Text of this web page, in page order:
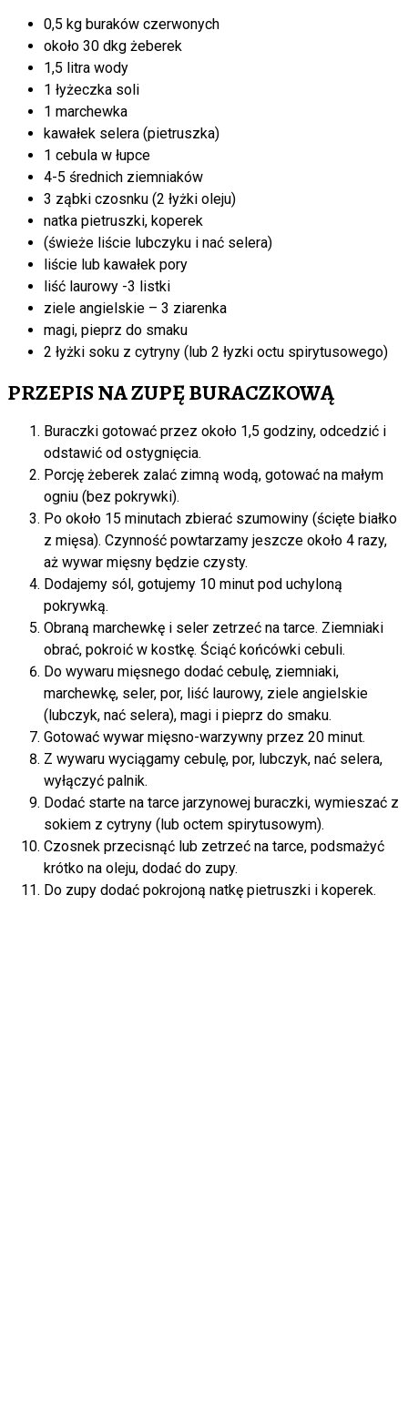
0,5 kg buraków czerwonych
około 30 dkg żeberek
1,5 litra wody
1 łyżeczka soli
1 marchewka
kawałek selera (pietruszka)
1 cebula w łupce
4-5 średnich ziemniaków
3 ząbki czosnku (2 łyżki oleju)
natka pietruszki, koperek
(świeże liście lubczyku i nać selera)
liście lub kawałek pory
liść laurowy -3 listki
ziele angielskie – 3 ziarenka
magi, pieprz do smaku
2 łyżki soku z cytryny (lub 2 łyzki octu spirytusowego)
PRZEPIS NA ZUPĘ BURACZKOWĄ
Buraczki gotować przez około 1,5 godziny, odcedzić i
odstawić od ostygnięcia.
Porcję żeberek zalać zimną wodą, gotować na małym
ogniu (bez pokrywki).
Po około 15 minutach zbierać szumowiny (ścięte białko
z mięsa). Czynność powtarzamy jeszcze około 4 razy,
aż wywar mięsny będzie czysty.
Dodajemy sól, gotujemy 10 minut pod uchyloną
pokrywką.
Obraną marchewkę i seler zetrzeć na tarce. Ziemniaki
obrać, pokroić w kostkę. Ściąć końcówki cebuli.
Do wywaru mięsnego dodać cebulę, ziemniaki,
marchewkę, seler, por, liść laurowy, ziele angielskie
(lubczyk, nać selera), magi i pieprz do smaku.
Gotować wywar mięsno-warzywny przez 20 minut.
Z wywaru wyciągamy cebulę, por, lubczyk, nać selera,
wyłączyć palnik.
Dodać starte na tarce jarzynowej buraczki, wymieszać z
sokiem z cytryny (lub octem spirytusowym).
Czosnek przecisnąć lub zetrzeć na tarce, podsmażyć
krótko na oleju, dodać do zupy.
Do zupy dodać pokrojoną natkę pietruszki i koperek.